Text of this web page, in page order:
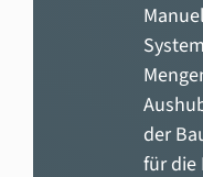
der
für die